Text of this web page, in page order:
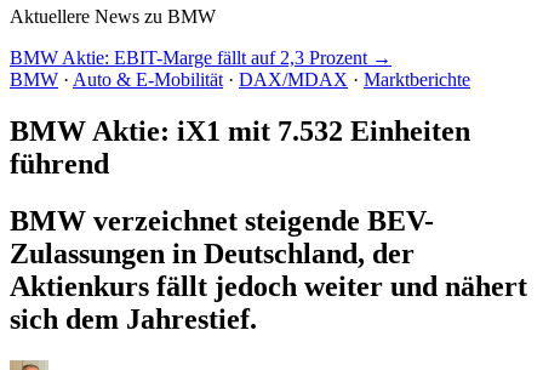
Aktuellere News zu BMW
BMW Aktie: EBIT-Marge fällt auf 2,3 Prozent →
BMW · Auto & E-Mobilität · DAX/MDAX · Marktberichte
BMW Aktie: iX1 mit 7.532 Einheiten
führend
BMW verzeichnet steigende BEV-
Zulassungen in Deutschland, der
Aktienkurs fällt jedoch weiter und nähert
sich dem Jahrestief.